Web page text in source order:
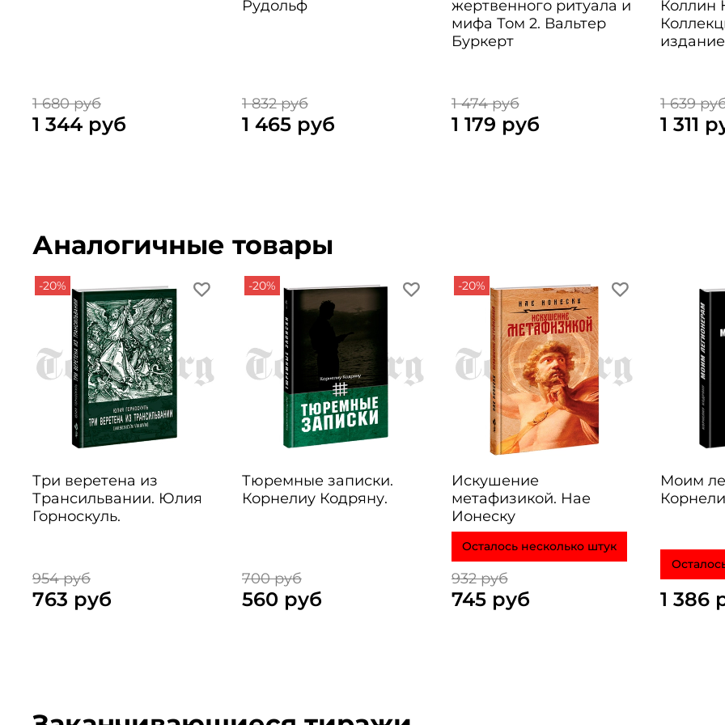
1 680 руб
1 344 руб
Рудольф
1 832 руб
1 465 руб
жертвенного ритуала и
мифа Том 2. Вальтер
Буркерт
1 474 руб
1 179 руб
Коллин
издание
1 639
1 311
Аналогичные товары
-20%
Три веретена из
Трансильвании. Юлия
Горноскуль.
954 руб
763 руб
-20%
Тюремные записки.
Корнелиу Кодряну.
700 руб
560 руб
-20%
Искушение
метафизикой. Нае
Ионеску
Осталось несколько штук
932 руб
745 руб
Моим
1 386